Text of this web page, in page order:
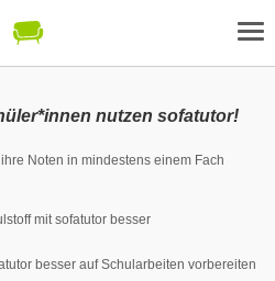
nutzen sofatutor!
Noten in mindestens einem Fach
mit sofatutor besser
besser auf Schularbeiten vorbereiten